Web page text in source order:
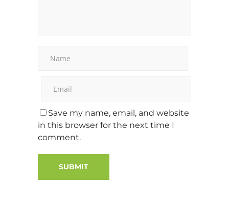
Save my name, email, and website
in this browser for the next time I
comment.